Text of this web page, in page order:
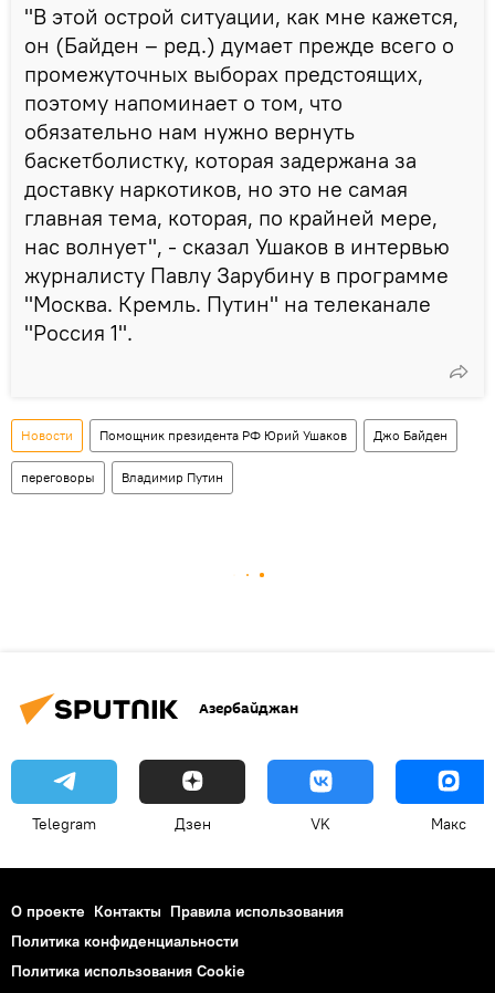
"В этой острой ситуации, как мне кажется,
он (Байден – ред.) думает прежде всего о
промежуточных выборах предстоящих,
поэтому напоминает о том, что
обязательно нам нужно вернуть
баскетболистку, которая задержана за
доставку наркотиков, но это не самая
главная тема, которая, по крайней мере,
нас волнует", - сказал Ушаков в интервью
журналисту Павлу Зарубину в программе
"Москва. Кремль. Путин" на телеканале
"Россия 1".
Новости Помощник президента РФ Юрий Ушаков Джо Байден
переговоры Владимир Путин
Азербайджан
Telegram Дзен VK Макс
О проекте Контакты Правила использования
Политика конфиденциальности
Политика использования Cookie